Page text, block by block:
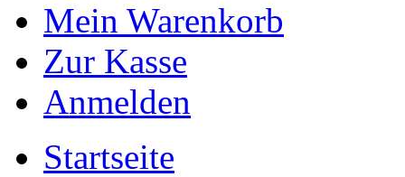
Mein Warenkorb
Zur Kasse
Anmelden
Startseite